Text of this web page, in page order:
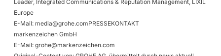
Leader, Integrated Communications & Reputation Management, LIXIL
Europe
E-Mail: media@grohe.comPRESSEKONTAKT
markenzeichen GmbH
E-Mail: grohe@markenzeichen.com